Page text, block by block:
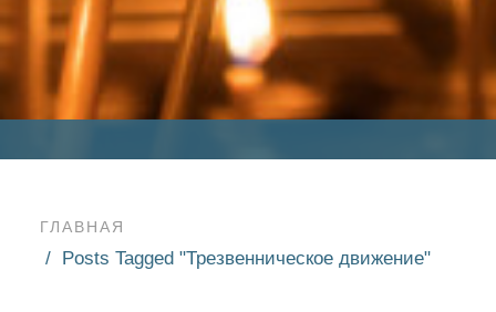
ГЛАВНАЯ
Posts Tagged "Трезвенническое движение"